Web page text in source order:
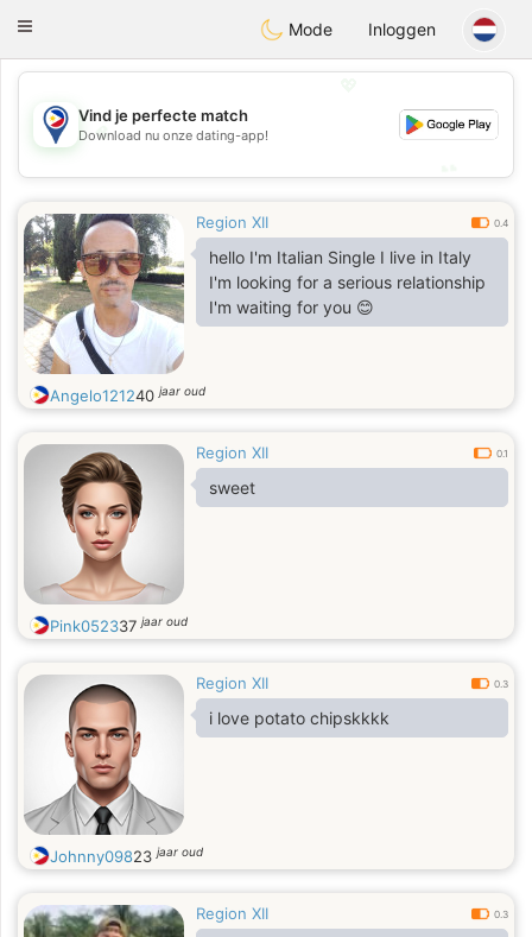
PhilippinesChat
Toggle
Mode Inloggen
💖
💕
Vind je perfecte match
Download nu onze dating-app!
Region XII 0.4
hello I'm Italian Single I live in Italy
I'm looking for a serious relationship
I'm waiting for you 😊
Angelo121240jaar oud
Region XII 0.1
sweet
Pink052337jaar oud
Region XII 0.3
i love potato chipskkkk
Johnny09823jaar oud
Region XII 0.3